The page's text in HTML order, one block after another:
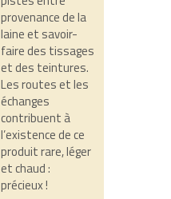
provenance de la
laine et savoir-
faire des tissages
et des teintures.
Les routes et les
échanges
contribuent à
l’existence de ce
produit rare, léger
et chaud :
précieux !